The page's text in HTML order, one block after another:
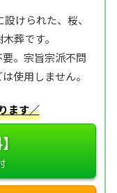
けられた、桜、
葬です。
。宗旨宗派不問
使用しません。
ます／